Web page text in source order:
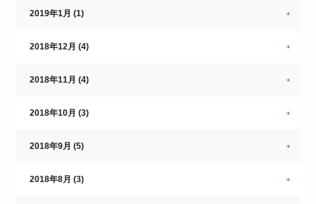
2019年1月 (1)
2018年12月 (4)
2018年11月 (4)
2018年10月 (3)
2018年9月 (5)
2018年8月 (3)